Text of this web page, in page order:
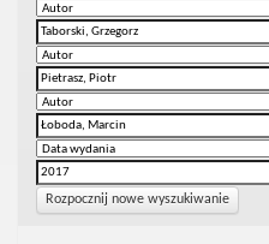
Rozpocznij nowe wyszukiwanie